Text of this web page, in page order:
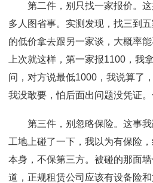
第二件，别只找一家报价。
多人图省事。实测发现，找三到
的低价拿去跟另一家谈，大概率
上次就这样，第一家报1100，我
问，对方说最低1000，我说算了
我没敢要，怕后面出问题没凭证。
第三件，别忽略保险。这事
工地上碰了一下，我以为有保险
本身，不保第三方。被碰的那面
道，正规租赁公司应该有设备险